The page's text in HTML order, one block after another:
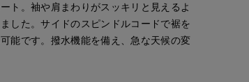
ト。袖や肩まわりがスッキリと見えるよ
した。サイドのスピンドルコードで裾を
能です。撥水機能を備え、急な天候の変